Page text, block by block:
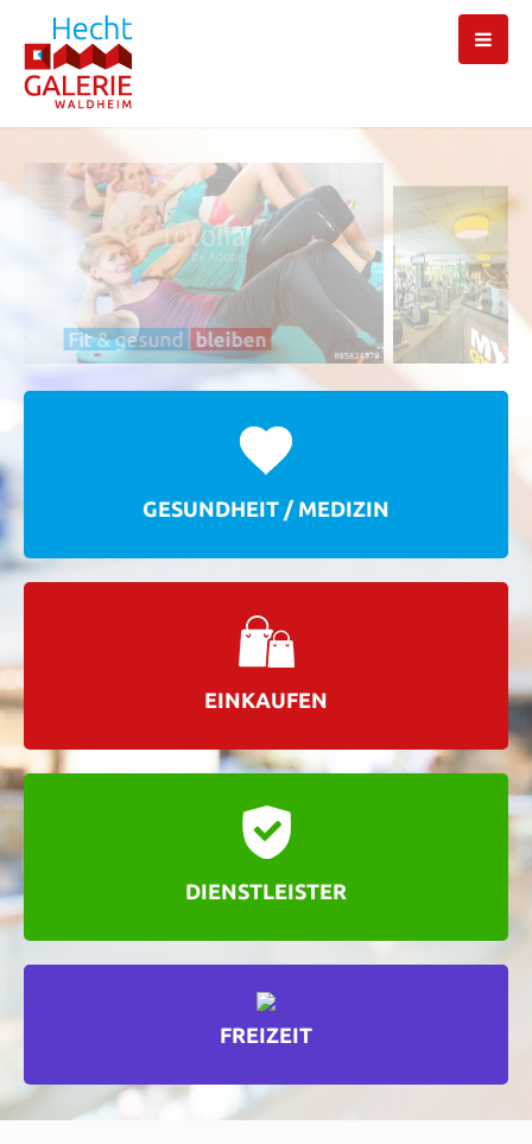
bleiben
Fit & gesund
GESUNDHEIT / MEDIZIN
EINKAUFEN
DIENSTLEISTER
FREIZEIT